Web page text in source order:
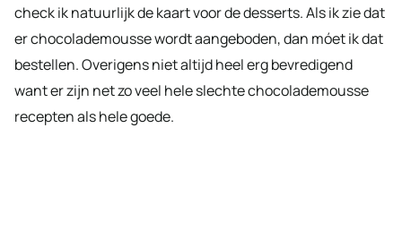
check ik natuurlijk de kaart voor de desserts. Als ik zie dat
er chocolademousse wordt aangeboden, dan móet ik dat
bestellen. Overigens niet altijd heel erg bevredigend
want er zijn net zo veel hele slechte chocolademousse
recepten als hele goede.